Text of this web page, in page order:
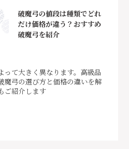
破魔弓の値段は種類でどれ
だけ価格が違う？おすすめ
破魔弓を紹介
って大きく異なります。高級品
魔弓の選び方と価格の違いを解
ご紹介します